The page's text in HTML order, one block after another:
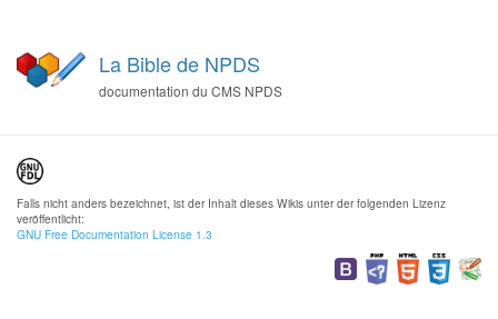
La Bible de NPDS
documentation du CMS NPDS
Falls nicht anders bezeichnet, ist der Inhalt dieses Wikis unter der folgenden Lizenz
veröffentlicht:
GNU Free Documentation License 1.3